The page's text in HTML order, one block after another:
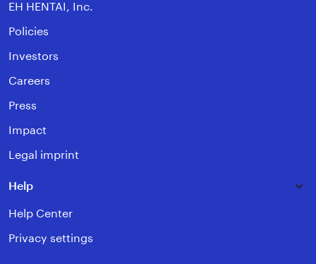
EH HENTAI, Inc.
Policies
Investors
Careers
Press
Impact
Legal imprint
Help
Help Center
Privacy settings